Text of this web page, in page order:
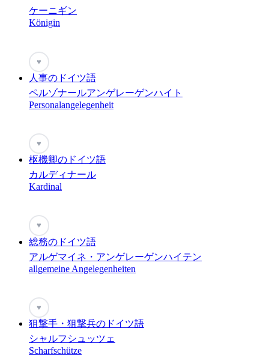
ケーニギン
Königin
♥
人事のドイツ語
ペルゾナールアンゲレーゲンハイト
Personalangelegenheit
♥
枢機卿のドイツ語
カルディナール
Kardinal
♥
総務のドイツ語
アルゲマイネ・アンゲレーゲンハイテン
allgemeine Angelegenheiten
♥
狙撃手・狙撃兵のドイツ語
シャルフシュッツェ
Scharfschütze